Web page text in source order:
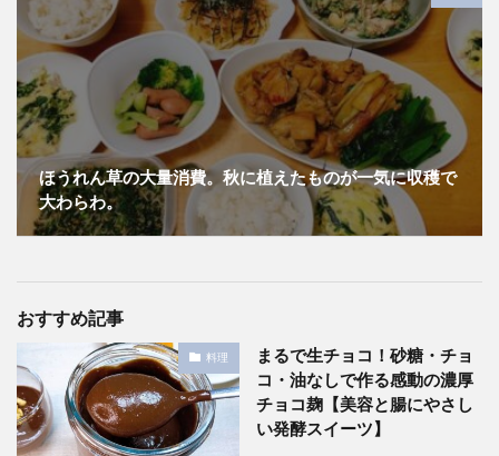
ほうれん草の大量消費。秋に植えたものが一気に収穫で
大わらわ。
おすすめ記事
料理
まるで生チョコ！砂糖・チョ
コ・油なしで作る感動の濃厚
チョコ麹【美容と腸にやさし
い発酵スイーツ】